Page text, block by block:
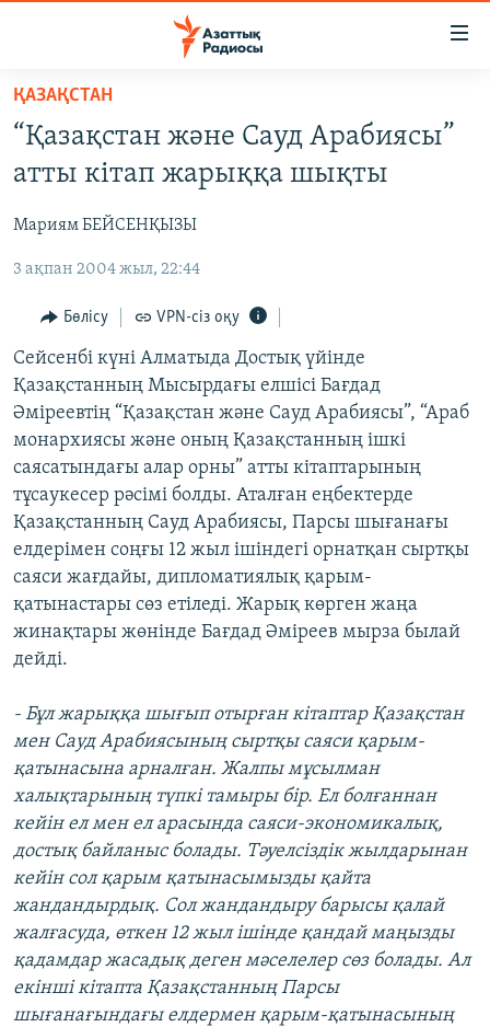
Skip
main
content
to
Navigation
Search
ЖАҢАЛЫҚТАР
САЯСАТ
ҚАҢТАР ОҚИҒАСЫ
АДАМ ҚҰҚЫҚТАРЫ
ӘЛЕУМЕТ
ӘЛЕМ
АРНАЙЫ ЖОБАЛАР
Русский
ЖАЗЫЛЫҢЫЗ
Басқа тілдерде
ҚАЗАҚСТАН
“Қазақстан және Сауд Арабиясы”
атты кітап жарыққа шықты
Мариям БЕЙСЕНҚЫЗЫ
3 ақпан 2004 жыл, 22:44
Бөлісу VPN-сіз оқу
Сейсенбі күні Алматыда Достық үйінде
Қазақстанның Мысырдағы елшісі Бағдад
Әміреевтің “Қазақстан және Сауд Арабиясы”, “Араб
монархиясы және оның Қазақстанның ішкі
саясатындағы алар орны” атты кітаптарының
тұсаукесер рәсімі болды. Аталған еңбектерде
Қазақстанның Сауд Арабиясы, Парсы шығанағы
елдерімен соңғы 12 жыл ішіндегі орнатқан сыртқы
саяси жағдайы, дипломатиялық қарым-
қатынастары сөз етіледі. Жарық көрген жаңа
жинақтары жөнінде Бағдад Әміреев мырза былай
дейді.
- Бұл жарыққа шығып отырған кітаптар Қазақстан
мен Сауд Арабиясының сыртқы саяси қарым-
қатынасына арналған. Жалпы мұсылман
халықтарының түпкі тамыры бір. Ел болғаннан
кейін ел мен ел арасында саяси-экономикалық,
достық байланыс болады. Тәуелсіздік жылдарынан
кейін сол қарым қатынасымызды қайта
жандандырдық. Сол жандандыру барысы қалай
жалғасуда, өткен 12 жыл ішінде қандай маңызды
қадамдар жасадық деген мәселелер сөз болады. Ал
екінші кітапта Қазақстанның Парсы
шығанағындағы елдермен қарым-қатынасының